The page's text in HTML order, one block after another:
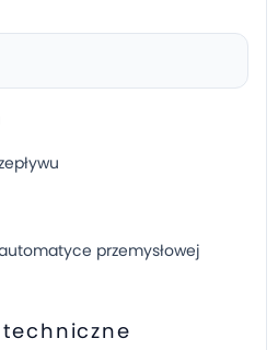
przemysłowej